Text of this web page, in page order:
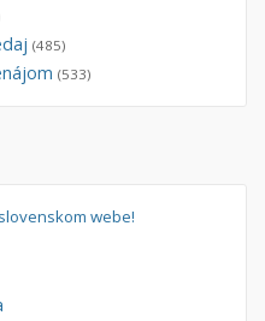
(485)
(533)
webe!